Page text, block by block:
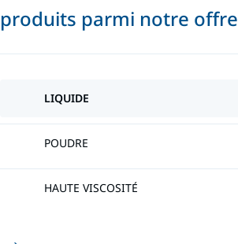
produits parmi notre offre
LIQUIDE
POUDRE
HAUTE VISCOSITÉ